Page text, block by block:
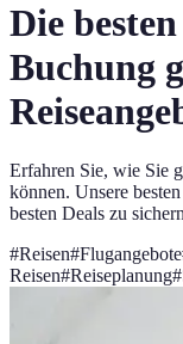
Die
Buchung
Erfahren Sie, wie Sie
können. Unsere
besten Deals zu
#Reisen#Flugangebote
Reisen#Reiseplanung#